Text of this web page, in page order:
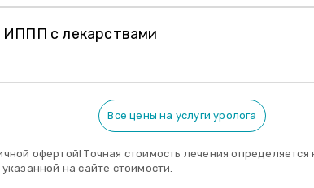
ИППП с лекарствами
Все цены на услуги уролога
офертой! Точная стоимость лечения
на сайте стоимости.